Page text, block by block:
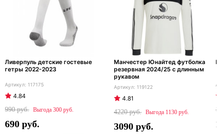
Ливерпуль детские гостевые
гетры 2022-2023
117175
4.84
990
300
690
Манчестер Юнайтед футболка
резервная 2024/25 с длинным
рукавом
119122
4.81
4220
1130
3090